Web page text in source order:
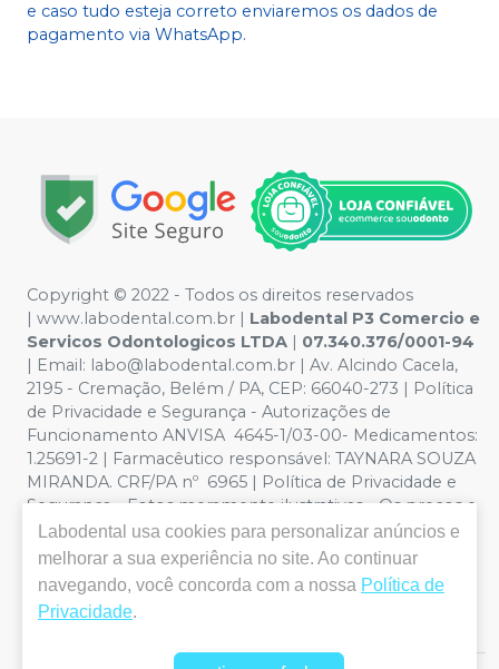
e caso tudo esteja correto enviaremos os dados de
pagamento via WhatsApp.
Copyright © 2022 - Todos os direitos reservados
www.labodental.com.br
Labodental P3 Comercio e
Servicos Odontologicos LTDA
07.340.376/0001-94
Email: labo@labodental.com.br | Av. Alcindo Cacela,
2195 - Cremação, Belém / PA, CEP: 66040-273
Política
de Privacidade e Segurança - Autorizações de
Funcionamento ANVISA 4645-1/03-00- Medicamentos:
1.25691-2 | Farmacêutico responsável: TAYNARA SOUZA
MIRANDA. CRF/PA nº 6965 |
Política de Privacidade e
Segurança - Fotos meramente ilustrativas - Os preços e
condições da loja virtual estão sujeitos a alterações. Em
caso de divergência de preços no site, o valor válido é o
do Carrinho de Compra. Não vendemos por atacado,
por isso nos reservamos o direito de não atender
compras de grandes volumes pelo site.
Labodental usa cookies para personalizar anúncios e
melhorar a sua experiência no site. Ao continuar
navegando, você concorda com a nossa Política de
Privacidade.